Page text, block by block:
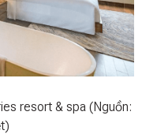
resort & spa (Nguồn: